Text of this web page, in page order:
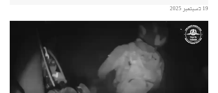
19 בسبتمبر 2025